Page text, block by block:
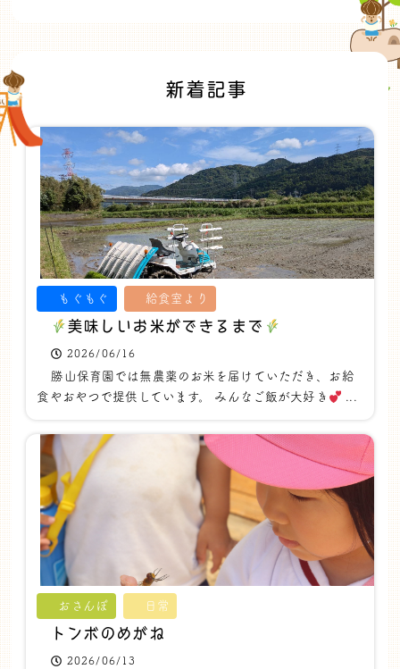
新着記事
もぐもぐ 給食室より
美味しいお米ができるまで
2026/06/16
勝山保育園では無農薬のお米を届けていただき、お給
食やおやつで提供しています。 みんなご飯が大好き
...
おさんぽ 日常
トンボのめがね
2026/06/13